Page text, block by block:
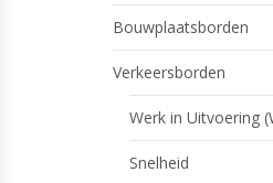
Bouwplaatsborden
Verkeersborden
Werk in Uitvoering
Snelheid